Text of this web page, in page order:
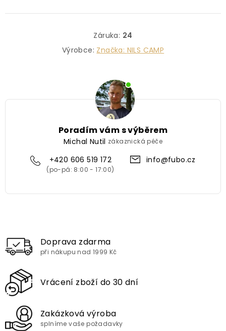
Záruka: 24
Výrobce: Značka: NILS CAMP
Poradím vám s výběrem
Michal Nutil zákaznická péče
+420 606 519 172 info@fubo.cz
Doprava zdarma
při nákupu nad 1999 Kč
Vrácení zboží do 30 dní
Zakázková výroba
splníme vaše požadavky